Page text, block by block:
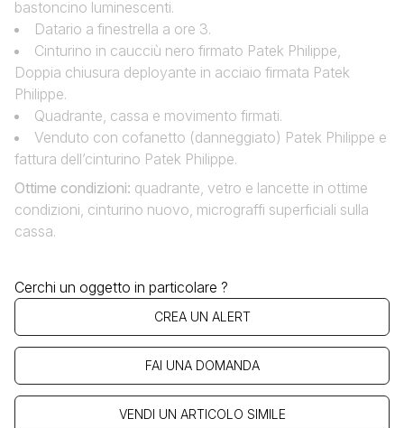
bastoncino luminescenti.
Datario a finestrella a ore 3.
Cinturino in caucciù nero firmato Patek Philippe,
Doppia chiusura deployante in acciaio firmata Patek
Philippe.
Quadrante, cassa e movimento firmati.
Venduto con cofanetto (danneggiato) Patek Philippe e
fattura dell’cinturino Patek Philippe.
Ottime condizioni: quadrante, vetro e lancette in ottime
condizioni, cinturino nuovo, micrograffi superficiali sulla
cassa.
Cerchi un oggetto in particolare ?
CREA UN ALERT
FAI UNA DOMANDA
VENDI UN ARTICOLO SIMILE